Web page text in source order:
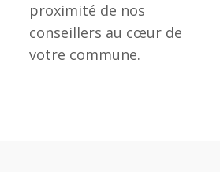
proximité de nos
conseillers au cœur de
votre commune.